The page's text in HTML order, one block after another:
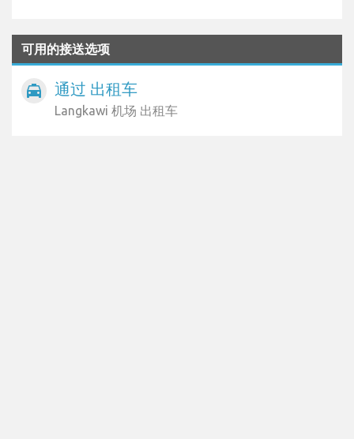
可用的接送选项
local_taxi 通过 出租车
Langkawi 机场 出租车